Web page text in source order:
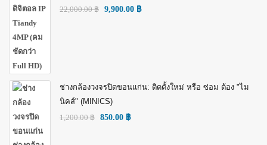
22,000.00฿ 9,900.00 ฿
ช่างกล้องวงจรปิดขอนแก่น: ติดตั้งใหม่ หรือ ซ่อม ต้อง "ไม
นิคส์" (MINICS)
1,200.00฿ 850.00 ฿